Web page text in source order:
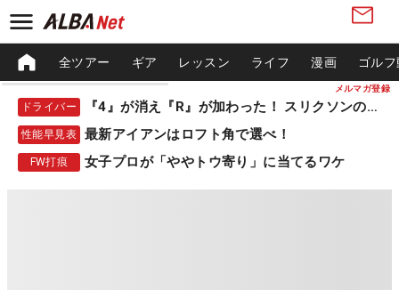
メルマガ登録
全ツアー ギア レッスン ライフ 漫画 ゴル
ドライバー 『4』が消え『R』が加わった！ スリクソンの新作
性能早見表 最新アイアンはロフト角で選べ！
FW打痕 女子プロが「ややトウ寄り」に当てるワケ